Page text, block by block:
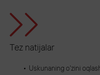
Tez natijalar
Uskunaning o'zini